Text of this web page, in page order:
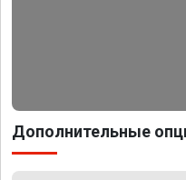
Дополнительные